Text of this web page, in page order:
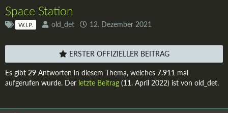
Space Station
W.I.P. old_det 12. Dezember 2021
ERSTER OFFIZIELLER BEITRAG
Es gibt 29 Antworten in diesem Thema, welches 7.911 mal
aufgerufen wurde. Der letzte Beitrag (11. April 2022) ist von old_det.